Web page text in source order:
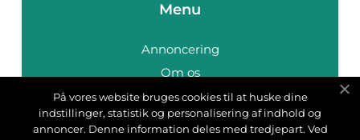
Menu
Annoncering
Om os
Cookies
Kontakt os
På vores website bruges cookies til at huske dine
indstillinger, statistik og personalisering af indhold og
annoncer. Denne information deles med tredjepart. Ved